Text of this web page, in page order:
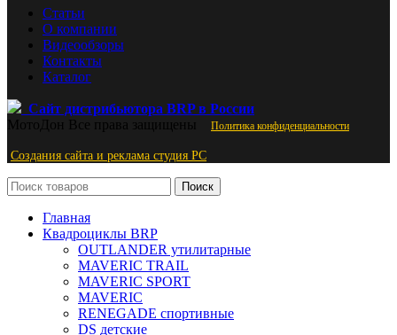
Статьи
О компании
Видеообзоры
Контакты
Каталог
Сайт дистрибьютора BRP в России
МотоДон Все права защищены Политика конфиденциальности
Создания сайта и реклама студия PС
Поиск
Главная
Квадроциклы BRP
OUTLANDER утилитарные
MAVERIC TRAIL
MAVERIC SPORT
MAVERIC
RENEGADE спортивные
DS детские